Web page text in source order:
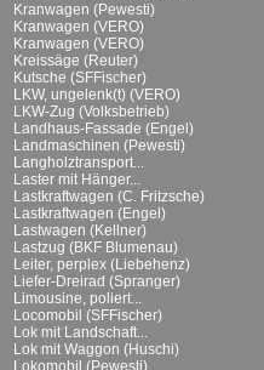
Kranwagen (Pewesti)
Kranwagen (VERO)
Kranwagen (VERO)
Kreissäge (Reuter)
Kutsche (SFFischer)
LKW, ungelenk(t) (VERO)
LKW-Zug (Volksbetrieb)
Landhaus-Fassade (Engel)
Landmaschinen (Pewesti)
Langholztransport...
Laster mit Hänger...
Lastkraftwagen (C. Fritzsche)
Lastkraftwagen (Engel)
Lastwagen (Kellner)
Lastzug (BKF Blumenau)
Leiter, perplex (Liebehenz)
Liefer-Dreirad (Spranger)
Limousine, poliert...
Locomobil (SFFischer)
Lok mit Landschaft...
Lok mit Waggon (Huschi)
Lokomobil (Pewesti)